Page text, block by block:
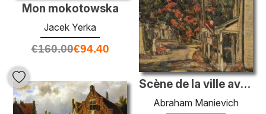
Mon mokotowska
Jacek Yerka
€160.00€94.40
Scène de la ville avec arrêt de bus
Abraham Manievich